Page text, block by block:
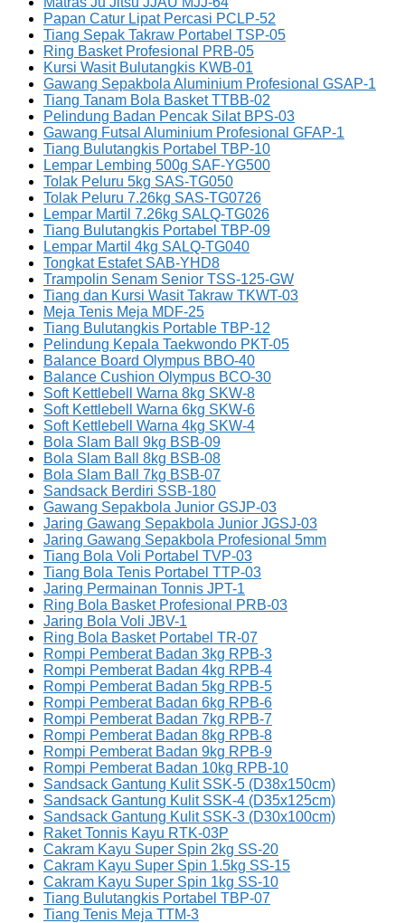
Papan Catur Lipat Percasi PCLP-52
Tiang Sepak Takraw Portabel TSP-05
Ring Basket Profesional PRB-05
Kursi Wasit Bulutangkis KWB-01
Gawang Sepakbola Aluminium Profesional GSAP-1
Tiang Tanam Bola Basket TTBB-02
Pelindung Badan Pencak Silat BPS-03
Gawang Futsal Aluminium Profesional GFAP-1
Tiang Bulutangkis Portabel TBP-10
Lempar Lembing 500g SAF-YG500
Tolak Peluru 5kg SAS-TG050
Tolak Peluru 7.26kg SAS-TG0726
Lempar Martil 7.26kg SALQ-TG026
Tiang Bulutangkis Portabel TBP-09
Lempar Martil 4kg SALQ-TG040
Tongkat Estafet SAB-YHD8
Trampolin Senam Senior TSS-125-GW
Tiang dan Kursi Wasit Takraw TKWT-03
Meja Tenis Meja MDF-25
Tiang Bulutangkis Portable TBP-12
Pelindung Kepala Taekwondo PKT-05
Balance Board Olympus BBO-40
Balance Cushion Olympus BCO-30
Soft Kettlebell Warna 8kg SKW-8
Soft Kettlebell Warna 6kg SKW-6
Soft Kettlebell Warna 4kg SKW-4
Bola Slam Ball 9kg BSB-09
Bola Slam Ball 8kg BSB-08
Bola Slam Ball 7kg BSB-07
Sandsack Berdiri SSB-180
Gawang Sepakbola Junior GSJP-03
Jaring Gawang Sepakbola Junior JGSJ-03
Jaring Gawang Sepakbola Profesional 5mm
Tiang Bola Voli Portabel TVP-03
Tiang Bola Tenis Portabel TTP-03
Jaring Permainan Tonnis JPT-1
Ring Bola Basket Profesional PRB-03
Jaring Bola Voli JBV-1
Ring Bola Basket Portabel TR-07
Rompi Pemberat Badan 3kg RPB-3
Rompi Pemberat Badan 4kg RPB-4
Rompi Pemberat Badan 5kg RPB-5
Rompi Pemberat Badan 6kg RPB-6
Rompi Pemberat Badan 7kg RPB-7
Rompi Pemberat Badan 8kg RPB-8
Rompi Pemberat Badan 9kg RPB-9
Rompi Pemberat Badan 10kg RPB-10
Sandsack Gantung Kulit SSK-5 (D38x150cm)
Sandsack Gantung Kulit SSK-4 (D35x125cm)
Sandsack Gantung Kulit SSK-3 (D30x100cm)
Raket Tonnis Kayu RTK-03P
Cakram Kayu Super Spin 2kg SS-20
Cakram Kayu Super Spin 1.5kg SS-15
Cakram Kayu Super Spin 1kg SS-10
Tiang Bulutangkis Portabel TBP-07
Tiang Tenis Meja TTM-3